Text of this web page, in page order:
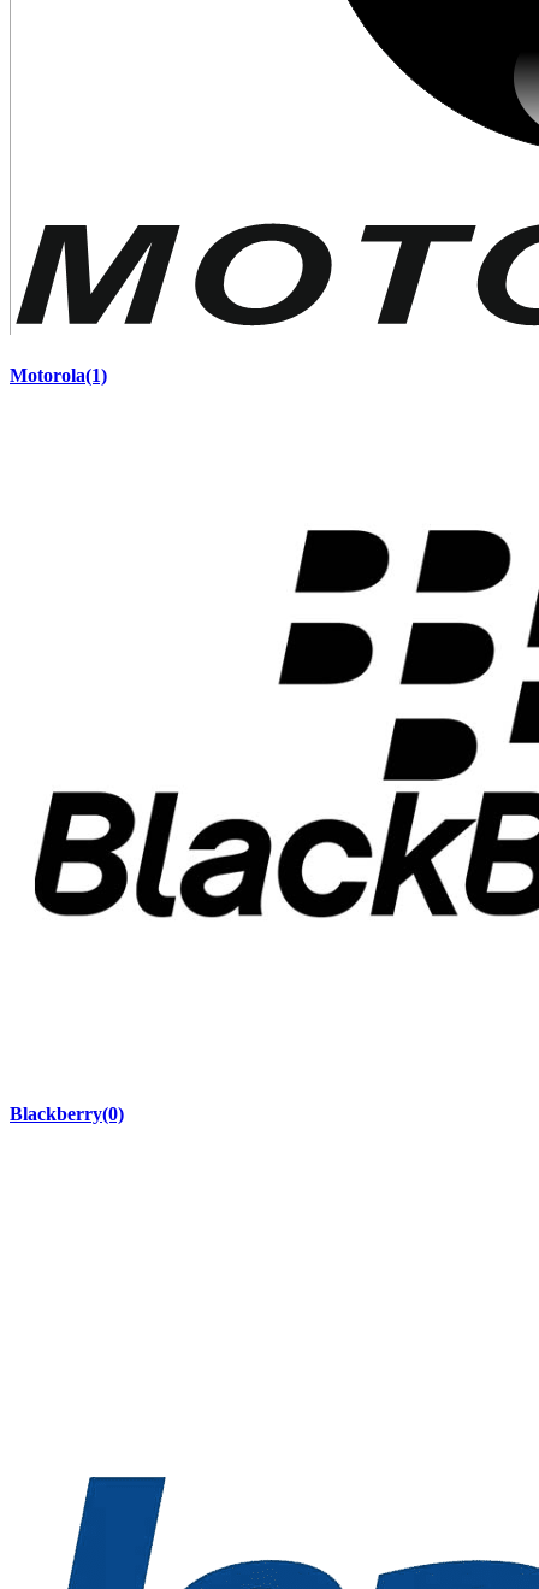
Motorola(1)
Blackberry(0)